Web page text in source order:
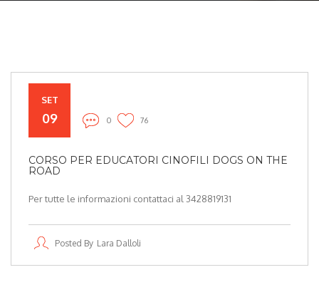
SET
09 0 76
CORSO PER EDUCATORI CINOFILI DOGS ON THE
ROAD
Per tutte le informazioni contattaci al 3428819131
Posted By Lara Dalloli